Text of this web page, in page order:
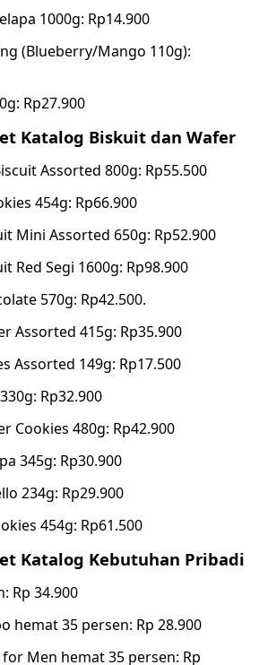
1000g: Rp14.900
(Blueberry/Mango 110g):
Rp27.900
Katalog Biskuit dan Wafer
Assorted 800g: Rp55.500
454g: Rp66.900
Mini Assorted 650g: Rp52.900
Red Segi 1600g: Rp98.900
570g: Rp42.500.
Assorted 415g: Rp35.900
Assorted 149g: Rp17.500
Rp32.900
Cookies 480g: Rp42.900
345g: Rp30.900
234g: Rp29.900
454g: Rp61.500
Katalog Kebutuhan Pribadi
Rp 34.900
hemat 35 persen: Rp 28.900
for Men hemat 35 persen: Rp